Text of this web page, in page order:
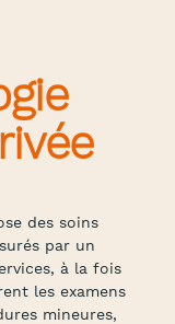
des soins
par un
à la fois
les examens
mineures,